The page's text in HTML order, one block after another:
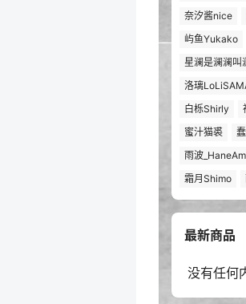
奈汐酱nice
屿鱼Yukako
星澜是澜澜叫
洛璃
白栎Shirly
蜜汁猫裘
雨波
霜月Shimo
最新商品
没有任何